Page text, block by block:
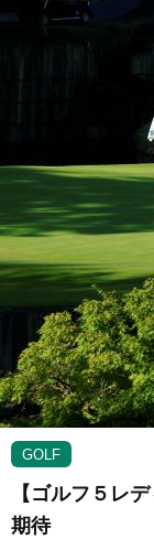
GOLF
【ゴルフ５レ
期待